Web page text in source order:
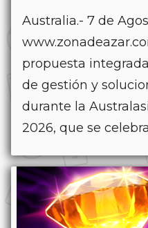
Australia.- 7 de
propuesta
de gestión y
durante la
2026, que se